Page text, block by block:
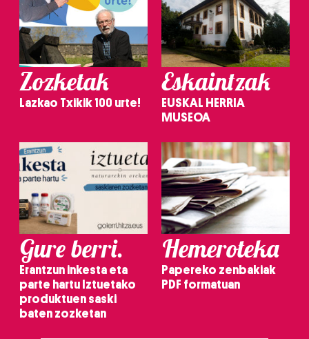
Zozketak
Lazkao Txikik 100 urte!
Eskaintzak
EUSKAL HERRIA
MUSEOA
Gure berri.
Erantzun inkesta eta
parte hartu Iztuetako
produktuen saski
baten zozketan
Hemeroteka
Papereko zenbakiak
PDF formatuan